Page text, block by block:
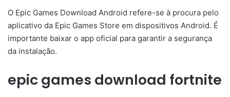
O Epic Games Download Android refere-se à procura pelo
aplicativo da Epic Games Store em dispositivos Android. É
importante baixar o app oficial para garantir a segurança
da instalação.
epic games download fortnite